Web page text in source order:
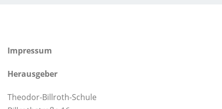
Impressum
Herausgeber
Theodor-Billroth-Schule